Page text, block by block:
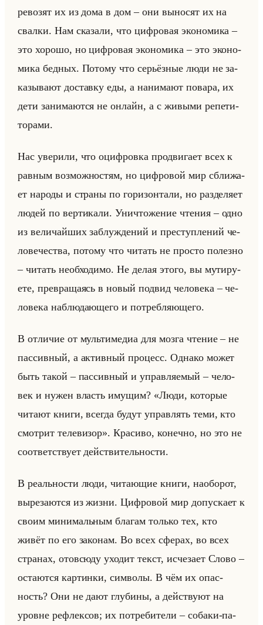
ре­во­зят их из дома в дом – они вы­но­сят их на
свал­ки. Нам ска­за­ли, что циф­ро­вая эко­но­ми­ка –
это хо­ро­шо, но циф­ро­вая эко­но­ми­ка – это эко­но­
ми­ка бед­ных. По­то­му что се­рьёз­ные люди не за­
ка­зы­ва­ют до­став­ку еды, а на­ни­ма­ют по­ва­ра, их
дети за­ни­ма­ют­ся не он­лайн, а с жи­вы­ми ре­пе­ти­
то­ра­ми.
Нас уве­ри­ли, что оциф­ров­ка про­дви­га­ет всех к
рав­ным воз­мож­но­стям, но циф­ро­вой мир сбли­жа­
ет на­ро­ды и стра­ны по го­ри­зон­та­ли, но раз­де­ля­ет
людей по вер­ти­ка­ли. Уни­что­же­ние чте­ния – одно
из ве­ли­чайших за­блуж­де­ний и пре­ступ­ле­ний че­
ло­ве­че­ства, по­то­му что чи­тать не про­сто по­лез­но
– чи­тать необ­хо­ди­мо. Не делая этого, вы му­ти­ру­
ете, пре­вра­ща­ясь в новый под­вид че­ло­ве­ка – че­
ло­ве­ка на­блю­да­юще­го и по­треб­ля­юще­го.
В от­ли­чие от мульти­ме­диа для мозга чте­ние – не
пас­сив­ный, а ак­тив­ный про­цесс. Од­на­ко может
быть такой – пас­сив­ный и управ­ля­емый – че­ло­
век и нужен власть иму­щим? «Люди, которые
читают книги, всегда будут управлять теми, кто
смотрит телевизор». Кра­си­во, ко­неч­но, но это не
со­от­вет­ству­ет действи­тельно­сти.
В ре­ально­сти люди, чи­та­ющие книги, на­обор­от,
вы­ре­за­ют­ся из жизни. Циф­ро­вой мир до­пус­ка­ет к
своим ми­ни­мальным бла­гам только тех, кто
живёт по его за­ко­нам. Во всех сфе­рах, во всех
стра­нах, ото­всю­ду ухо­дит текст, ис­че­за­ет Слово –
оста­ют­ся кар­тин­ки, сим­во­лы. В чём их опас­
ность? Они не дают глу­би­ны, а действу­ют на
уровне ре­флек­сов; их по­тре­би­те­ли – со­ба­ки-па­